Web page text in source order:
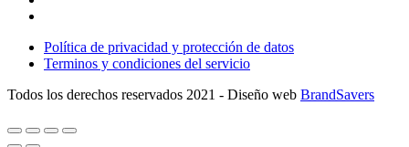
Política de privacidad y protección de datos
Terminos y condiciones del servicio
Todos los derechos reservados 2021 - Diseño web BrandSavers